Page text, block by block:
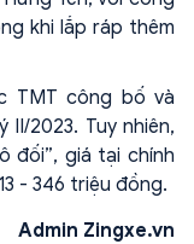
khi lắp ráp thêm
TMT công bố và
2023. Tuy nhiên,
đối”, giá tại chính
- 346 triệu đồng.
Admin Zingxe.vn